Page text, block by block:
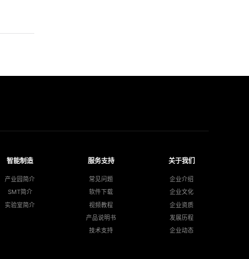
智能制造
产业园简介
SMT简介
实验室简介
服务支持
常见问题
软件下载
视频教程
产品说明书
技术支持
关于我们
企业介绍
企业文化
企业资质
发展历程
企业动态